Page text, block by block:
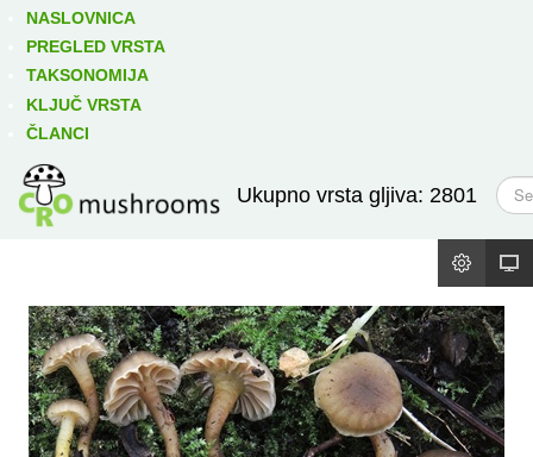
NASLOVNICA
PREGLED VRSTA
TAKSONOMIJA
KLJUČ VRSTA
ČLANCI
Ukupno vrsta gljiva: 2801
T
r
ž
Izravno podređene niže takse: